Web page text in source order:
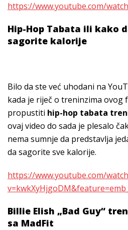
https://www.youtube.com/
Hip-Hop Tabata ili kako
sagorite kalorije
Bilo da ste već uhodani na
kada je riječ o treninzima ovog
propustiti hip-hop tabata
ovaj video do sada je plesalo
nema sumnje da predstavlja
da sagorite sve kalorije.
https://www.youtube.com/
Billie Elish „Bad Guy“
sa MadFit